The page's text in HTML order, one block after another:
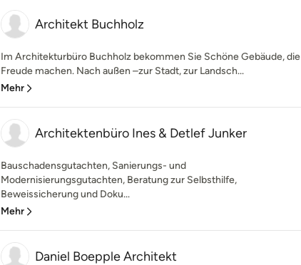
Architekt Buchholz
Im Architekturbüro Buchholz bekommen Sie Schöne Gebäude, die
Freude machen. Nach außen –zur Stadt, zur Landsch...
Mehr
Architektenbüro Ines & Detlef Junker
Bauschadensgutachten, Sanierungs- und
Modernisierungsgutachten, Beratung zur Selbsthilfe,
Beweissicherung und Doku...
Mehr
Daniel Boepple Architekt